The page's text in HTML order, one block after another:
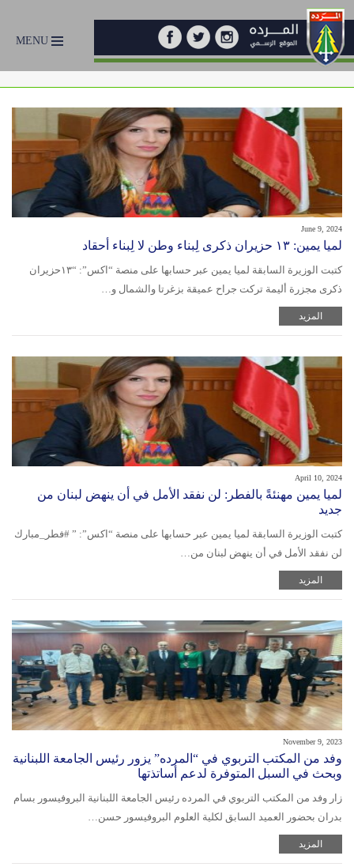
MENU
June 9, 2024
لميا يمين: ١٣ حزيران ذكرى لِبناء وطن لا لِبناء أحقاد
كتبت الوزيرة السابقة لميا يمين عبر حسابها على منصة “اكس”: “١٣حزيران
ذكرى مجزرة أليمة تركت جراح عميقة بزغرتا والشمال و…
المزيد
April 10, 2024
لميا يمين مهنئةً بالفطر: لن نفقد الأمل في أن ينهض لبنان من
جديد
كتبت الوزيرة السابقة لميا يمين عبر حسابها على منصة “اكس”: ” #فطر_مبارك
لن نفقد الأمل في أن ينهض لبنان من…
المزيد
November 9, 2023
وفد من المكتب التربوي في “المرده” يزور رئيس الجامعة اللبنانية
وبحث في السبل المتوفرة لدعم أساتذتها
زار وفد من المكتب التربوي في المرده رئيس الجامعة اللبنانية البروفيسور بسام
بدران بحضور العميد السابق لكلية العلوم البروفيسور حسن…
المزيد